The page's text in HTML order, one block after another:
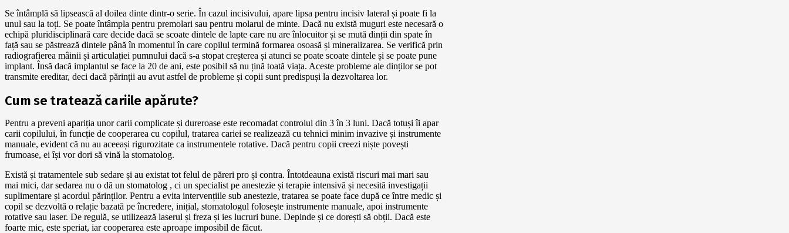
Se întâmplă să lipsească al doilea dinte dintr-o serie. În cazul incisivului, apare lipsa pentru incisiv lateral și poate fi la
unul sau la toți. Se poate întâmpla pentru premolari sau pentru molarul de minte. Dacă nu există muguri este necesară o
echipă pluridisciplinară care decide dacă se scoate dintele de lapte care nu are înlocuitor și se mută dinții din spate în
față sau se păstrează dintele până în momentul în care copilul termină formarea osoasă și mineralizarea. Se verifică prin
radiografierea mâinii și articulației pumnului dacă s-a stopat creșterea și atunci se poate scoate dintele și se poate pune
implant. Însă dacă implantul se face la 20 de ani, este posibil să nu țină toată viața. Aceste probleme ale dinților se pot
transmite ereditar, deci dacă părinții au avut astfel de probleme și copii sunt predispuși la dezvoltarea lor.
Cum se tratează cariile apărute?
Pentru a preveni apariția unor carii complicate și dureroase este recomadat controlul din 3 în 3 luni. Dacă totuși îi apar
carii copilului, în funcție de cooperarea cu copilul, tratarea cariei se realizează cu tehnici minim invazive și instrumente
manuale, evident că nu au aceeași rigurozitate ca instrumentele rotative. Dacă pentru copii creezi niște povești
frumoase, ei își vor dori să vină la stomatolog.
Există și tratamentele sub sedare și au existat tot felul de păreri pro și contra. Întotdeauna există riscuri mai mari sau
mai mici, dar sedarea nu o dă un stomatolog , ci un specialist pe anestezie și terapie intensivă și necesită investigații
suplimentare și acordul părinților. Pentru a evita intervențiile sub anestezie, tratarea se poate face după ce între medic și
copil se dezvoltă o relație bazată pe încredere, inițial, stomatologul folosește instrumente manuale, apoi instrumente
rotative sau laser. De regulă, se utilizează laserul și freza și ies lucruri bune. Depinde și ce dorești să obții. Dacă este
foarte mic, este speriat, iar cooperarea este aproape imposibil de făcut.